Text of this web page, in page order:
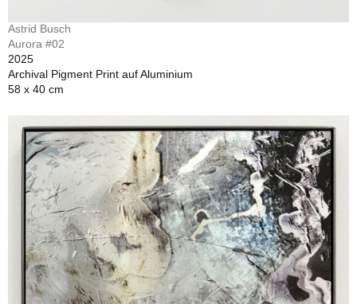
Astrid Busch
Aurora #02
2025
Archival Pigment Print auf Aluminium
58 x 40 cm